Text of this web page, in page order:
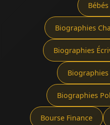
Biographies
Biographies
Biographies
Bourse Finance